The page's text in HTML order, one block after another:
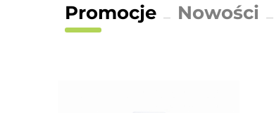
Promocje Nowości